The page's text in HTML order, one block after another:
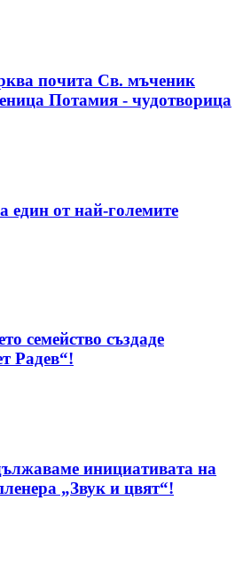
почита Св. мъченик
Потамия - чудотворица
един от най-големите
семейство създаде
Радев“!
инициативата на
„Звук и цвят“!